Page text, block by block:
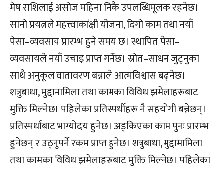
मेष राशिलाई असोज महिना निकै उपलब्धिमूलक रहनेछ।
सानो प्रयत्नले महत्त्वाकांक्षी योजना, दिगो काम तथा नयाँ
पेसा–व्यवसाय प्रारम्भ हुने समय छ। स्थापित पेसा–
व्यवसायले नयाँ उचाइ प्राप्त गर्नेछ। स्रोत–साधन जुट्नुका
साथै अनुकूल वातावरण बन्नाले आत्मविश्वास बढ्नेछ।
शत्रुबाधा, मुद्दामामिला तथा कामका विविध झमेलाहरूबाट
मुक्ति मिल्नेछ। पहिलेका प्रतिस्पर्धीहरू नै सहयोगी बन्नेछन्।
प्रतिस्पर्धाबाट भाग्योदय हुनेछ। अड्किएका काम पुनः प्रारम्भ
हुनेछन् र उठ्नुपर्ने रकम प्राप्त हुनेछ। शत्रुबाधा, मुद्दामामिला
तथा कामका विविध झमेलाहरूबाट मुक्ति मिल्नेछ। पहिलेका